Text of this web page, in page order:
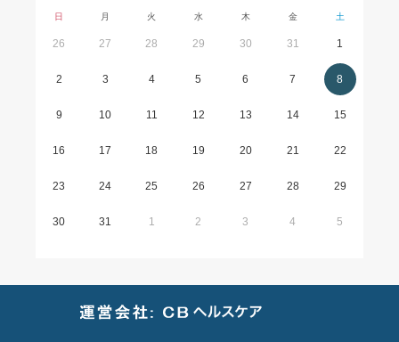
日 月 火 水 木 金 土
26 27 28 29 30 31 1
2 3 4 5 6 7 8
9 10 11 12 13 14 15
16 17 18 19 20 21 22
23 24 25 26 27 28 29
30 31 1 2 3 4 5